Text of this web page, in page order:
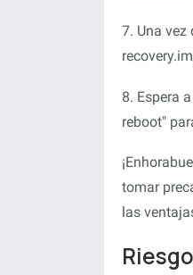
7. Una vez
8. Espera
reboot"
tomar
las